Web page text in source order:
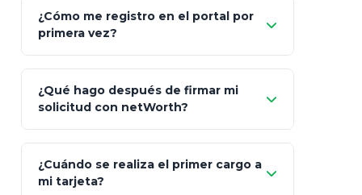
Fiscalidad Estrategia Art. 151 / 93
Client"
App Store (iOS) Google Play
¿Cómo me registro en el portal por
primera vez?
Bienvenida
"¿Aún no tienes cuenta?
Regístrate"
¿Qué hago después de firmar mi
solicitud con netWorth?
¿Cuándo se realiza el primer cargo a
mi tarjeta?